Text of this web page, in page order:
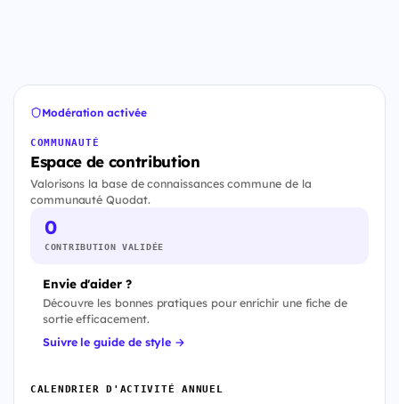
Modération activée
COMMUNAUTÉ
Espace de contribution
Valorisons la base de connaissances commune de la
communauté Quodat.
0
CONTRIBUTION VALIDÉE
Envie d'aider ?
Découvre les bonnes pratiques pour enrichir une fiche de
sortie efficacement.
Suivre le guide de style →
CALENDRIER D'ACTIVITÉ ANNUEL